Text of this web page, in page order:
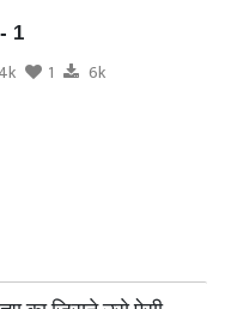
1
1 6k